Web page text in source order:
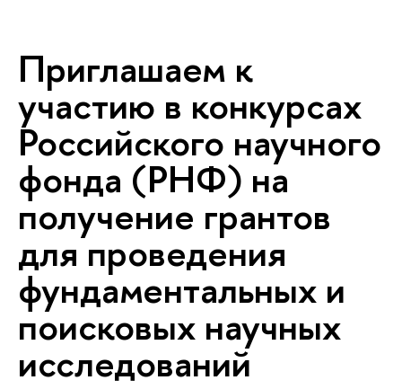
Приглашаем к
участию в конкурсах
Российского научного
фонда (РНФ) на
получение грантов
для проведения
фундаментальных и
поисковых научных
исследований